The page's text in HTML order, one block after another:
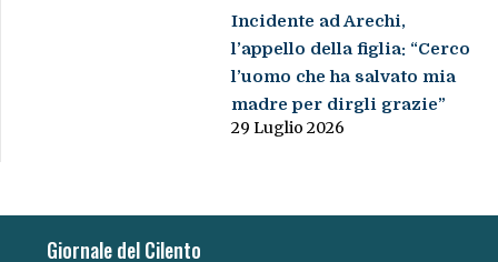
Incidente ad Arechi,
l’appello della figlia: “Cerco
l’uomo che ha salvato mia
madre per dirgli grazie”
29 Luglio 2026
Giornale del Cilento